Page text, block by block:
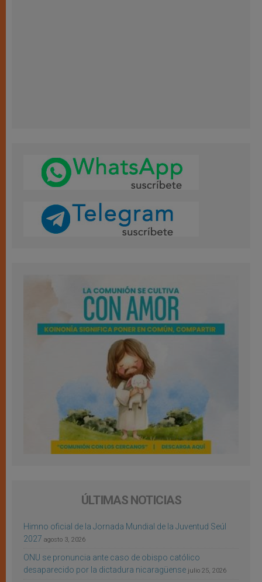
ÚLTIMAS NOTICIAS
Himno oficial de la Jornada Mundial de la Juventud Seúl
2027 agosto 3, 2026
ONU se pronuncia ante caso de obispo católico
desaparecido por la dictadura nicaragüense julio 25, 2026